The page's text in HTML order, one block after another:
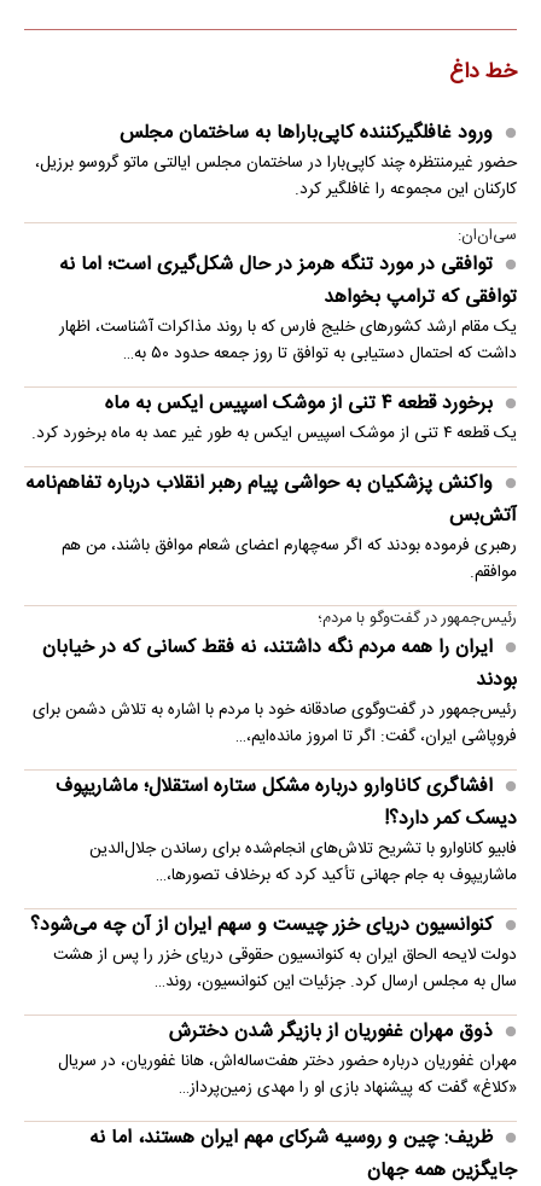
خط داغ
ورود غافلگیرکننده کاپی‌باراها به ساختمان مجلس
حضور غیرمنتظره چند کاپی‌بارا در ساختمان مجلس ایالتی ماتو گروسو برزیل،
کارکنان این مجموعه را غافلگیر کرد.
سی‌ان‌ان:
توافقی در مورد تنگه هرمز در حال شکل‌گیری است؛ اما نه
توافقی که ترامپ بخواهد
یک مقام ارشد کشورهای خلیج فارس که با روند مذاکرات آشناست، اظهار
داشت که احتمال دستیابی به توافق تا روز جمعه حدود ۵۰ به…
برخورد قطعه ۴ تنی از موشک اسپیس ایکس به ماه
یک قطعه ۴ تنی از موشک اسپیس ایکس به طور غیر عمد به ماه برخورد کرد.
واکنش پزشکیان به حواشی پیام رهبر انقلاب درباره تفاهم‌نامه
آتش‌بس
رهبری فرموده بودند که اگر سه‌چهارم اعضای شعام موافق باشند، من هم
موافقم.
رئیس‌جمهور در گفت‌وگو با مردم؛
ایران را همه مردم نگه داشتند، نه فقط کسانی که در خیابان
بودند
رئیس‌جمهور در گفت‌وگوی صادقانه خود با مردم با اشاره به تلاش دشمن برای
فروپاشی ایران، گفت: اگر تا امروز مانده‌ایم،…
افشاگری کاناوارو درباره مشکل ستاره استقلال؛ ماشاریپوف
دیسک کمر دارد؟!
فابیو کاناوارو با تشریح تلاش‌های انجام‌شده برای رساندن جلال‌الدین
ماشاریپوف به جام جهانی تأکید کرد که برخلاف تصورها،…
کنوانسیون دریای خزر چیست و سهم ایران از آن چه می‌شود؟
دولت لایحه الحاق ایران به کنوانسیون حقوقی دریای خزر را پس از هشت
سال به مجلس ارسال کرد. جزئیات این کنوانسیون، روند…
ذوق مهران غفوریان از بازیگر شدن دخترش
مهران غفوریان درباره حضور دختر هفت‌ساله‌اش، هانا غفوریان، در سریال
«کلاغ» گفت که پیشنهاد بازی او را مهدی زمین‌پرداز…
ظریف: چین و روسیه شرکای مهم ایران هستند، اما نه
جایگزین همه جهان